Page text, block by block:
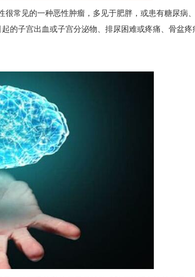
常见的一种恶性肿瘤，多见于肥胖，或患有糖尿病
的子宫出血或子宫分泌物、排尿困难或疼痛、骨盆疼